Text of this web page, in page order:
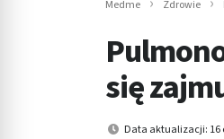
Medme Zdrowie
się
Data aktualizacji: 16